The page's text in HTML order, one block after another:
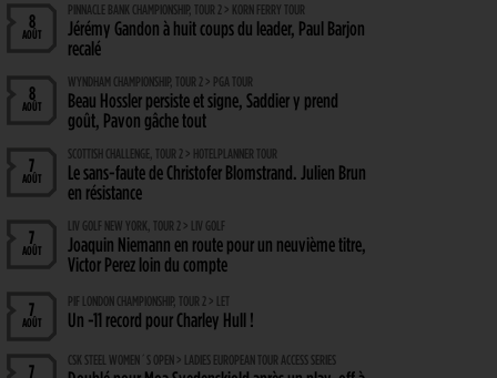
8
AOÛT
PINNACLE BANK CHAMPIONSHIP, TOUR 2 > KORN FERRY TOUR
Jérémy Gandon à huit coups du leader, Paul Barjon
recalé
8
AOÛT
WYNDHAM CHAMPIONSHIP, TOUR 2 > PGA TOUR
Beau Hossler persiste et signe, Saddier y prend
goût, Pavon gâche tout
7
AOÛT
SCOTTISH CHALLENGE, TOUR 2 > HOTELPLANNER TOUR
Le sans-faute de Christofer Blomstrand. Julien Brun
en résistance
7
AOÛT
LIV GOLF NEW YORK, TOUR 2 > LIV GOLF
Joaquin Niemann en route pour un neuvième titre,
Victor Perez loin du compte
7
AOÛT
PIF LONDON CHAMPIONSHIP, TOUR 2 > LET
Un -11 record pour Charley Hull !
7
CSK STEEL WOMEN´S OPEN > LADIES EUROPEAN TOUR ACCESS SERIES